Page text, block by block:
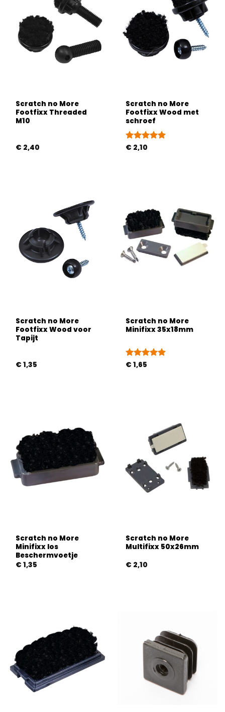
Scratch no More
Footfixx Threaded
M10
€ 2,40
Scratch no More
Footfixx Wood met
schroef
Gewaardeerd
€ 2,10
Scratch no More
Footfixx Wood voor
Tapijt
€ 1,35
Scratch no More
Minifixx 35x18mm
Gewaardeerd
€ 1,65
Scratch no More
Minifixx los
Beschermvoetje
€ 1,35
Scratch no More
Multifixx 50x26mm
€ 2,10